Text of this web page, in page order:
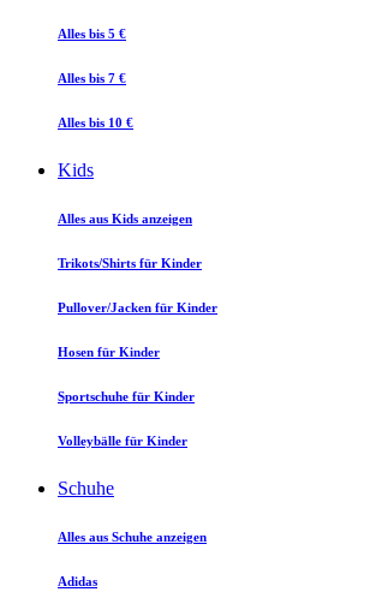
Alles bis 5 €
Alles bis 7 €
Alles bis 10 €
Kids
Alles aus Kids anzeigen
Trikots/Shirts für Kinder
Pullover/Jacken für Kinder
Hosen für Kinder
Sportschuhe für Kinder
Volleybälle für Kinder
Schuhe
Alles aus Schuhe anzeigen
Adidas